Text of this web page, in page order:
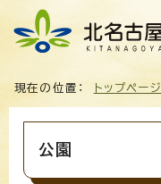
現在の位置： トップページ
公園